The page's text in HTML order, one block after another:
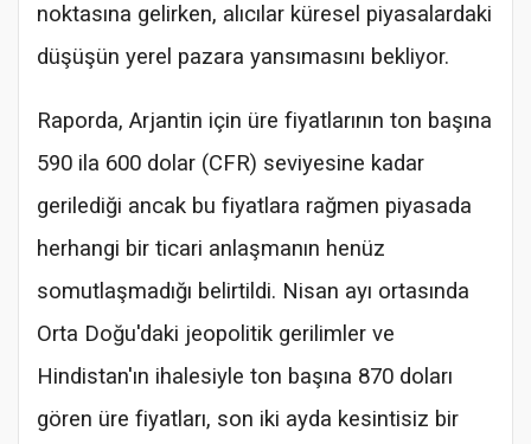
noktasına gelirken, alıcılar küresel piyasalardaki
düşüşün yerel pazara yansımasını bekliyor.
Raporda, Arjantin için üre fiyatlarının ton başına
590 ila 600 dolar (CFR) seviyesine kadar
gerilediği ancak bu fiyatlara rağmen piyasada
herhangi bir ticari anlaşmanın henüz
somutlaşmadığı belirtildi. Nisan ayı ortasında
Orta Doğu'daki jeopolitik gerilimler ve
Hindistan'ın ihalesiyle ton başına 870 doları
gören üre fiyatları, son iki ayda kesintisiz bir